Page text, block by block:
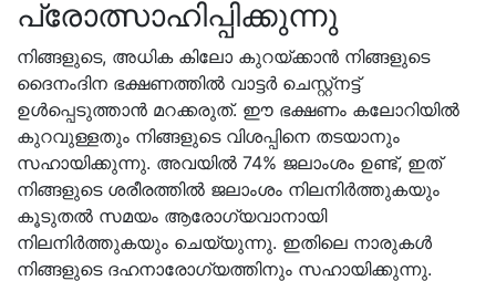
പ്രോത്സാഹിപ്പിക്കുന്നു
നിങ്ങളുടെ, അധിക കിലോ കുറയ്ക്കാൻ നിങ്ങളുടെ
ദൈനംദിന ഭക്ഷണത്തിൽ വാട്ടർ ചെസ്റ്റ്നട്ട്
ഉൾപ്പെടുത്താൻ മറക്കരുത്. ഈ ഭക്ഷണം കലോറിയിൽ
കുറവുള്ളതും നിങ്ങളുടെ വിശപ്പിനെ തടയാനും
സഹായിക്കുന്നു. അവയിൽ 74% ജലാംശം ഉണ്ട്, ഇത്
നിങ്ങളുടെ ശരീരത്തിൽ ജലാംശം നിലനിർത്തുകയും
കൂടുതൽ സമയം ആരോഗ്യവാനായി
നിലനിർത്തുകയും ചെയ്യുന്നു. ഇതിലെ നാരുകൾ
നിങ്ങളുടെ ദഹനാരോഗ്യത്തിനും സഹായിക്കുന്നു.